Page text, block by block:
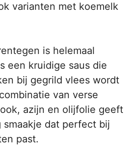
varianten met koemelk
is helemaal
een kruidige saus die
bij gegrild vlees wordt
van verse
azijn en olijfolie geeft
dat perfect bij
past.